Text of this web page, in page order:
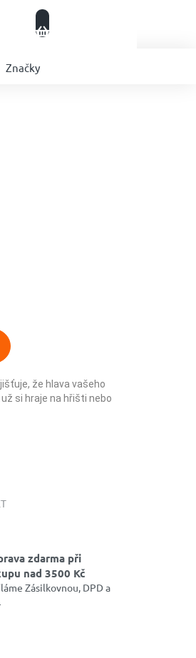
Značky
že hlava vašeho
si hraje na hřišti nebo
zdarma při
nad 3500 Kč
Zásilkovnou, DPD a